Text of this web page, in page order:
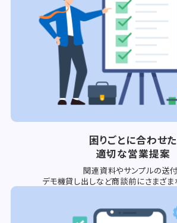
困りごとに合わせた
適切な営業提案
関連資料やサンプルの送付
デモ機貸し出しなど商談前にさまざ